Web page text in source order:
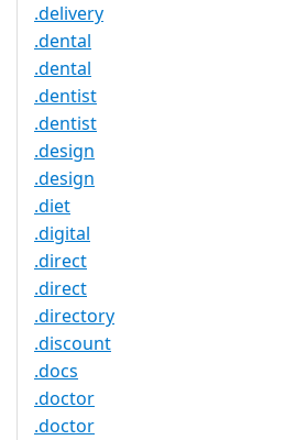
.delivery
.dental
.dental
.dentist
.dentist
.design
.design
.diet
.digital
.direct
.direct
.directory
.discount
.docs
.doctor
.doctor